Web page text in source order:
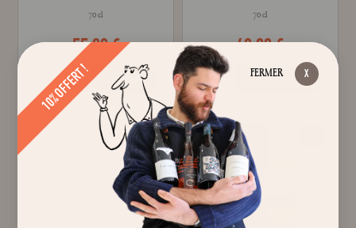
70 cl
55,00 €
AJOUTER AU PANIER
70 cl
40,00 €
AJOUTER AU PANIER
BIO
FERMER
10% OFFERT !